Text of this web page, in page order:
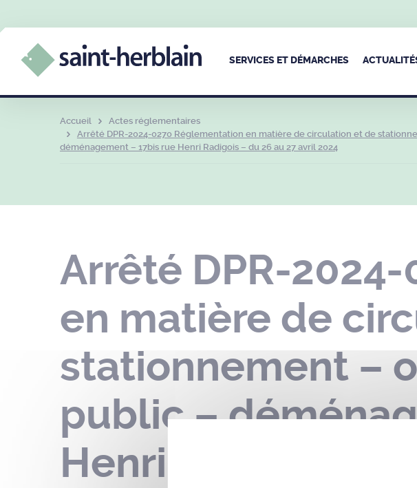
SERVICES ET DÉMARCHES
Accueil
Actes réglementaires
Arrêté DPR-2024-0270 Réglementation en matière de circulation et de
déménagement – 17bis rue Henri Radigois – du 26 au 27 avril 2024
Arrêté DPR-
en matière de
stationnement –
public –
Henri Radigois –